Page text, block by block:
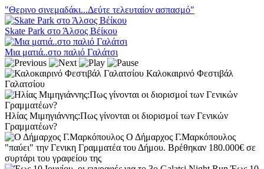
"Θερινο σινεμαδάκι...Δεύτε τελευταίον ασπασμό"
Skate Park στο Άλσος Βέίκου
Μια ματιά..στο παλιό Γαλάτσι
Καλοκαιρινό Φεστιβάλ
Γαλατσίου
Ηλίας Μιμηγιάννης:Πως γίνονται οι διορισμοί των Γενικών
Γραμματέων?
Ο Δήμαρχος Γ.Μαρκόπουλος
"παύει" την Γενικη Γραμματέα του Δήμου. Βρέθηκαν 180.000€ σε
συρτάρι του γραφείου της